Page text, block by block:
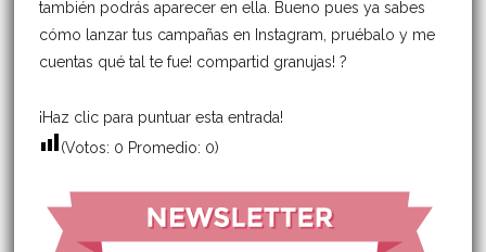
también podrás aparecer en ella. Bueno pues ya sabes
cómo lanzar tus campañas en Instagram, pruébalo y me
cuentas qué tal te fue! compartid granujas! ?
¡Haz clic para puntuar esta entrada!
(Votos: 0 Promedio: 0)